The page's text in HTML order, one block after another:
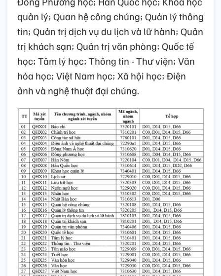
quản lý; Quan hệ công chúng; Quản lý thông
tin; Quản trị dịch vụ du lịch và lữ hành; Quản
trị khách sạn; Quản trị văn phòng; Quốc tế
học; Tâm lý học; Thông tin - Thư viện; Văn
hóa học; Việt Nam học; Xã hội học; Điện
ảnh và nghệ thuật đại chúng.